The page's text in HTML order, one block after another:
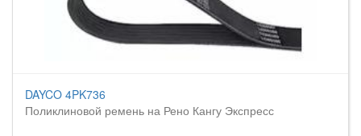
DAYCO 4PK736
Поликлиновой ремень на Рено Кангу Экспресс